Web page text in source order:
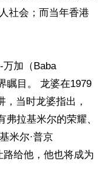
社会；而当年香港
万加（Baba
瞩目。 龙婆在1979
当时龙婆指出，
拉基米尔的荣耀、
米尔·普京
路给他，他也将成为